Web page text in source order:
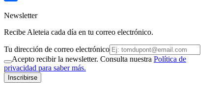
Newsletter
Recibe Aleteia cada día en tu correo electrónico.
Tu dirección de correo electrónico
Acepto recibir la newsletter. Consulta nuestra Política de
privacidad para saber más.
Inscribirse